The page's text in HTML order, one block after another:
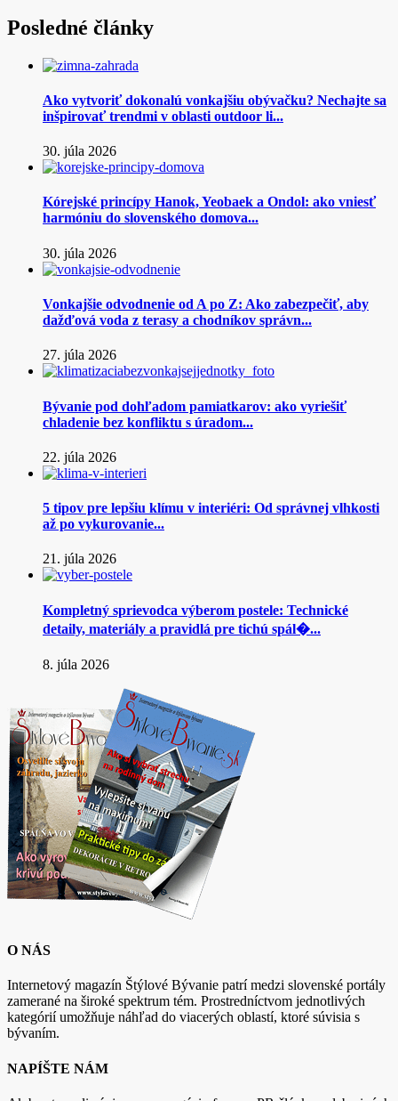
Posledné články
Ako vytvoriť dokonalú vonkajšiu obývačku? Nechajte sa
inšpirovať trendmi v oblasti outdoor li...
30. júla 2026
Kórejské princípy Hanok, Yeobaek a Ondol: ako vniesť
harmóniu do slovenského domova...
30. júla 2026
Vonkajšie odvodnenie od A po Z: Ako zabezpečiť, aby
dažďová voda z terasy a chodníkov správn...
27. júla 2026
Bývanie pod dohľadom pamiatkarov: ako vyriešiť
chladenie bez konfliktu s úradom...
22. júla 2026
5 tipov pre lepšiu klímu v interiéri: Od správnej vlhkosti
až po vykurovanie...
21. júla 2026
Kompletný sprievodca výberom postele: Technické
detaily, materiály a pravidlá pre tichú spál�...
8. júla 2026
O NÁS
Internetový magazín Štýlové Bývanie patrí medzi slovenské portály
zamerané na široké spektrum tém. Prostredníctvom jednotlivých
kategórií umožňuje náhľad do viacerých oblastí, ktoré súvisia s
bývaním.
NAPÍŠTE NÁM